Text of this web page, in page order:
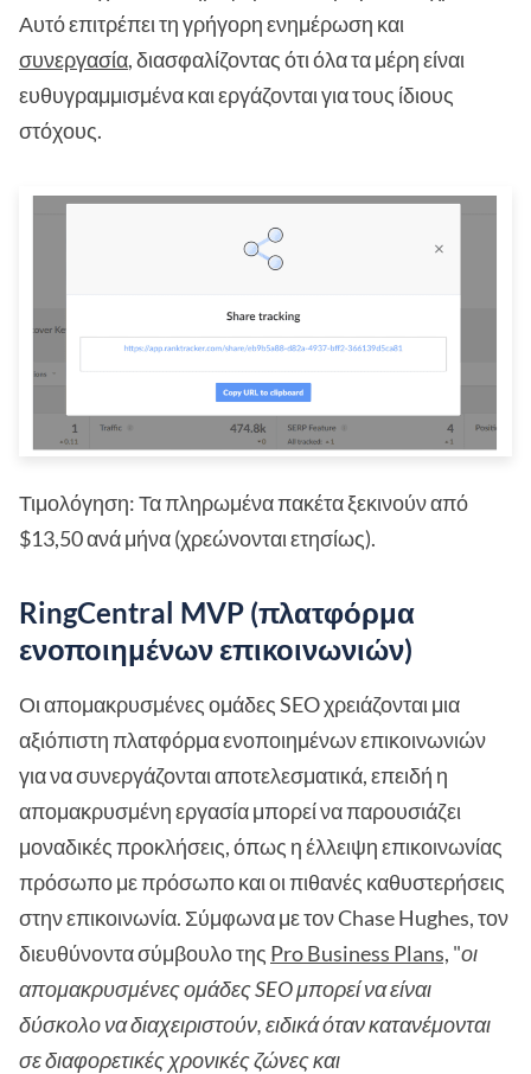
Αυτό επιτρέπει τη γρήγορη ενημέρωση και
συνεργασία, διασφαλίζοντας ότι όλα τα μέρη είναι
ευθυγραμμισμένα και εργάζονται για τους ίδιους
στόχους.
Τιμολόγηση: Τα πληρωμένα πακέτα ξεκινούν από
$13,50 ανά μήνα (χρεώνονται ετησίως).
RingCentral MVP (πλατφόρμα
ενοποιημένων επικοινωνιών)
Οι απομακρυσμένες ομάδες SEO χρειάζονται μια
αξιόπιστη πλατφόρμα ενοποιημένων επικοινωνιών
για να συνεργάζονται αποτελεσματικά, επειδή η
απομακρυσμένη εργασία μπορεί να παρουσιάζει
μοναδικές προκλήσεις, όπως η έλλειψη επικοινωνίας
πρόσωπο με πρόσωπο και οι πιθανές καθυστερήσεις
στην επικοινωνία. Σύμφωνα με τον Chase Hughes, τον
διευθύνοντα σύμβουλο της Pro Business Plans, "οι
απομακρυσμένες ομάδες SEO μπορεί να είναι
δύσκολο να διαχειριστούν, ειδικά όταν κατανέμονται
σε διαφορετικές χρονικές ζώνες και